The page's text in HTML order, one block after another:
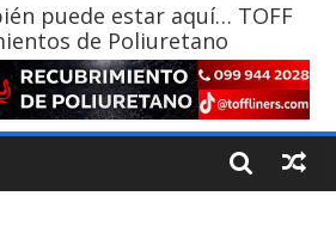
puede estar aquí… TOFF
de Poliuretano